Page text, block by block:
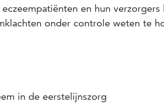
en hun verzorgers
onder controle weten te
in de eerstelijnszorg